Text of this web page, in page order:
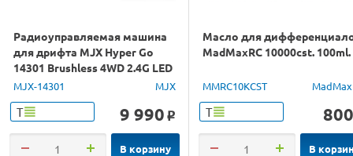
Радиоуправляемая машина
для дрифта MJX Hyper Go
14301 Brushless 4WD 2.4G LED
1/14 RTR
MJX-14301 MJX
Т 9 990 o
В корзину
Масло для
MadMaxRC 10000cst. 100ml.
MMRC10KCST
Т 800
В